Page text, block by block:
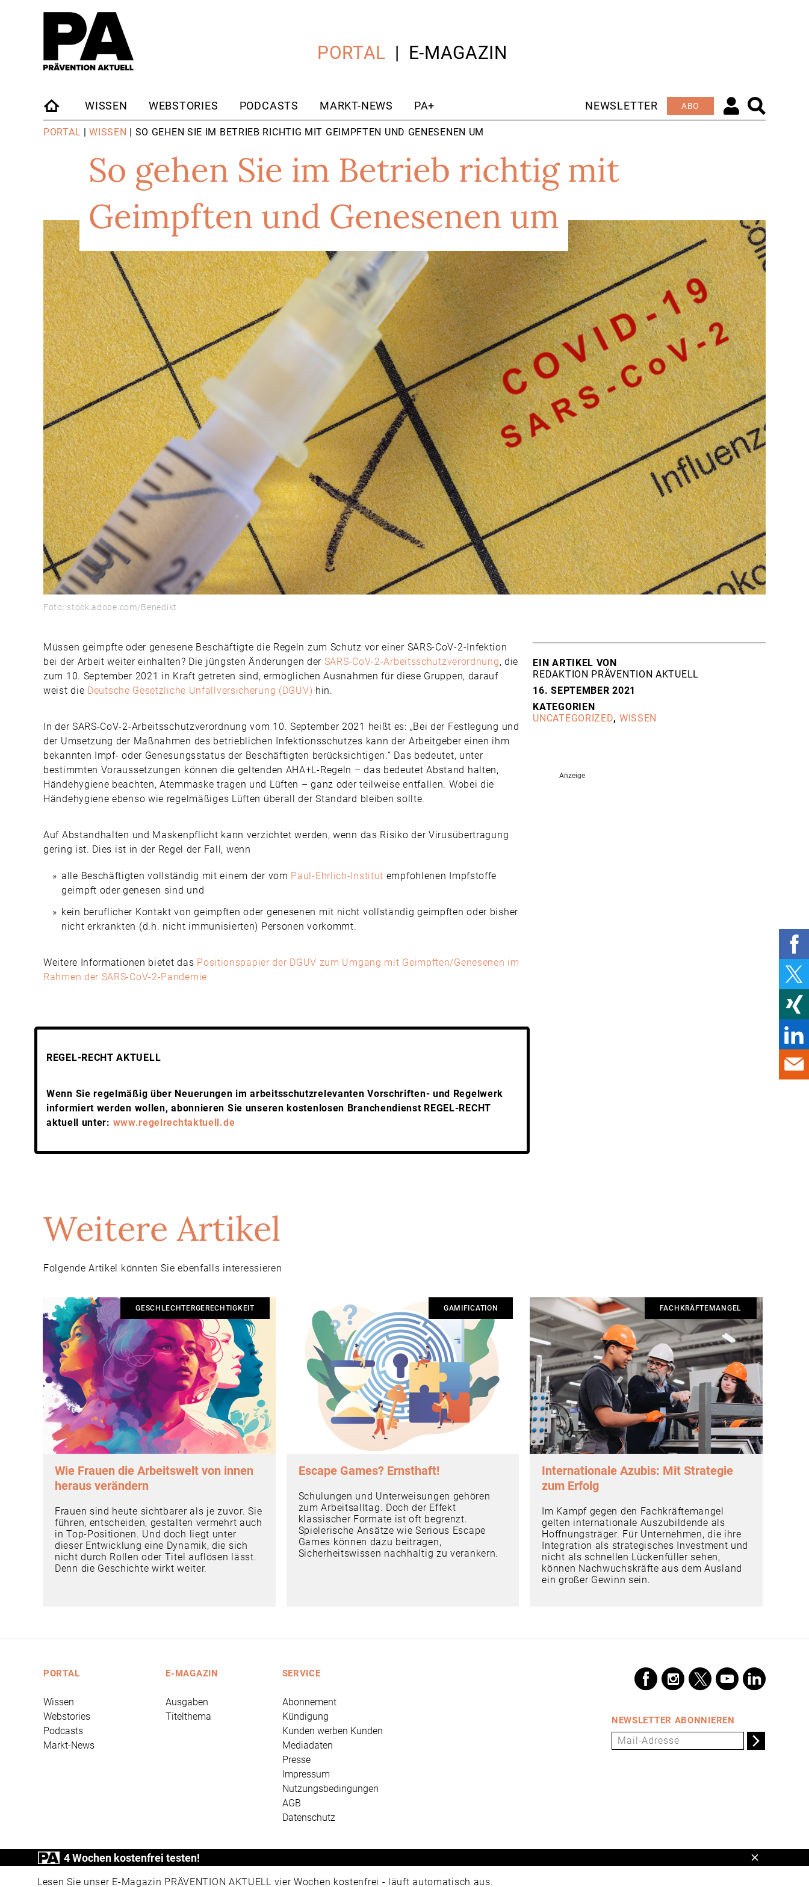
PORTAL E-MAGAZIN
STARTSEITE
WISSEN WEBSTORIES PODCASTS MARKT-NEWS PA+ NEWSLETTER ABO
PORTAL |WISSEN | SO GEHEN SIE IM BETRIEB RICHTIG MIT GEIMPFTEN UND GENESENEN UM
So gehen Sie im Betrieb richtig mit
Geimpften und Genesenen um
Foto: stock.adobe.com/Benedikt
Müssen geimpfte oder genesene Beschäftigte die Regeln zum Schutz vor einer SARS-CoV-2-Infektion
bei der Arbeit weiter einhalten? Die jüngsten Änderungen der SARS-CoV-2-Arbeitsschutzverordnung, die
zum 10. September 2021 in Kraft getreten sind, ermöglichen Ausnahmen für diese Gruppen, darauf
weist die Deutsche Gesetzliche Unfallversicherung (DGUV) hin.
In der SARS-CoV-2-Arbeitsschutzverordnung vom 10. September 2021 heißt es: „Bei der Festlegung und
der Umsetzung der Maßnahmen des betrieblichen Infektionsschutzes kann der Arbeitgeber einen ihm
bekannten Impf- oder Genesungsstatus der Beschäftigten berücksichtigen.“ Das bedeutet, unter
bestimmten Voraussetzungen können die geltenden AHA+L-Regeln – das bedeutet Abstand halten,
Händehygiene beachten, Atemmaske tragen und Lüften – ganz oder teilweise entfallen. Wobei die
Händehygiene ebenso wie regelmäßiges Lüften überall der Standard bleiben sollte.
Auf Abstandhalten und Maskenpflicht kann verzichtet werden, wenn das Risiko der Virusübertragung
gering ist. Dies ist in der Regel der Fall, wenn
alle Beschäftigten vollständig mit einem der vom Paul-Ehrlich-Institut empfohlenen Impfstoffe
geimpft oder genesen sind und
kein beruflicher Kontakt von geimpften oder genesenen mit nicht vollständig geimpften oder bisher
nicht erkrankten (d.h. nicht immunisierten) Personen vorkommt.
Weitere Informationen bietet das Positionspapier der DGUV zum Umgang mit Geimpften/Genesenen im
Rahmen der SARS-CoV-2-Pandemie
REGEL-RECHT AKTUELL
Wenn Sie regelmäßig über Neuerungen im arbeitsschutzrelevanten Vorschriften- und Regelwerk
informiert werden wollen, abonnieren Sie unseren kostenlosen Branchendienst REGEL-RECHT
aktuell unter: www.regelrechtaktuell.de
EIN ARTIKEL VON
REDAKTION PRÄVENTION AKTUELL
16. SEPTEMBER 2021
KATEGORIEN
UNCATEGORIZED, WISSEN
Weitere Artikel
Folgende Artikel könnten Sie ebenfalls interessieren
GESCHLECHTERGERECHTIGKEIT
Wie Frauen die Arbeitswelt von innen
heraus verändern
Frauen sind heute sichtbarer als je zuvor. Sie
führen, entscheiden, gestalten vermehrt auch
in Top-Positionen. Und doch liegt unter
dieser Entwicklung eine Dynamik, die sich
nicht durch Rollen oder Titel auflösen lässt.
Denn die Geschichte wirkt weiter.
GAMIFICATION
Escape Games? Ernsthaft!
Schulungen und Unterweisungen gehören
zum Arbeitsalltag. Doch der Effekt
klassischer Formate ist oft begrenzt.
Spielerische Ansätze wie Serious Escape
Games können dazu beitragen,
Sicherheitswissen nachhaltig zu verankern.
FACHKRÄFTEMANGEL
Internationale Azubis: Mit Strategie
zum Erfolg
Im Kampf gegen den Fachkräftemangel
gelten internationale Auszubildende als
Hoffnungsträger. Für Unternehmen, die ihre
Integration als strategisches Investment und
nicht als schnellen Lückenfüller sehen,
können Nachwuchskräfte aus dem Ausland
ein großer Gewinn sein.
PORTAL
Wissen
Webstories
Podcasts
Markt-News
E-MAGAZIN
Ausgaben
Titelthema
SERVICE
Abonnement
Kündigung
Kunden werben Kunden
Mediadaten
Presse
Impressum
Nutzungsbedingungen
AGB
Datenschutz
NEWSLETTER ABONNIEREN
4 Wochen kostenfrei testen!
Lesen Sie unser E-Magazin PRÄVENTION AKTUELL vier Wochen kostenfrei - läuft automatisch aus.
Schließen